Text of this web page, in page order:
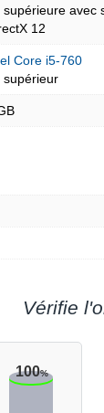
supérieure avec
12
Core i5-760
supérieur
Vérifie
100%